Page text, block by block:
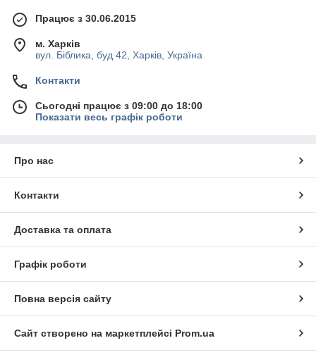
Працює з 30.06.2015
м. Харків
вул. Біблика, буд 42, Харків, Україна
Контакти
Сьогодні працює з 09:00 до 18:00
Показати весь графік роботи
Про нас
Контакти
Доставка та оплата
Графік роботи
Повна версія сайту
Сайт створено на маркетплейсі Prom.ua